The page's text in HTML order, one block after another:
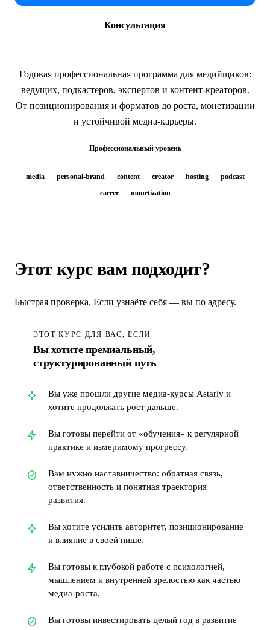
Консультация
Годовая профессиональная программа для медийщиков:
ведущих, подкастеров, экспертов и контент-креаторов.
От позиционирования и форматов до роста, монетизации
и устойчивой медиа-карьеры.
Профессиональный уровень
media personal-brand content creator hosting
podcast
career
monetization
Этот курс вам подходит?
Быстрая проверка. Если узнаёте себя — вы по адресу.
ЭТОТ КУРС ДЛЯ ВАС, ЕСЛИ
Вы хотите премиальный,
структурированный путь
Вы уже прошли другие медиа-курсы Astarly и
хотите продолжать рост дальше.
Вы готовы перейти от «обучения» к регулярной
практике и измеримому прогрессу.
Вам нужно наставничество: обратная связь,
ответственность и понятная траектория
развития.
Вы хотите усилить авторитет, позиционирование
и влияние в своей нише.
Вы готовы к глубокой работе с психологией,
мышлением и внутренней зрелостью как частью
медиа-роста.
Вы готовы инвестировать целый год в развитие